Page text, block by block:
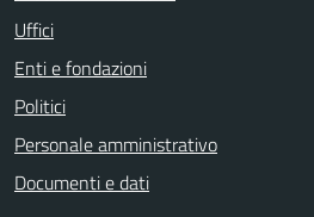
Uffici
Enti e fondazioni
Politici
Personale amministrativo
Documenti e dati